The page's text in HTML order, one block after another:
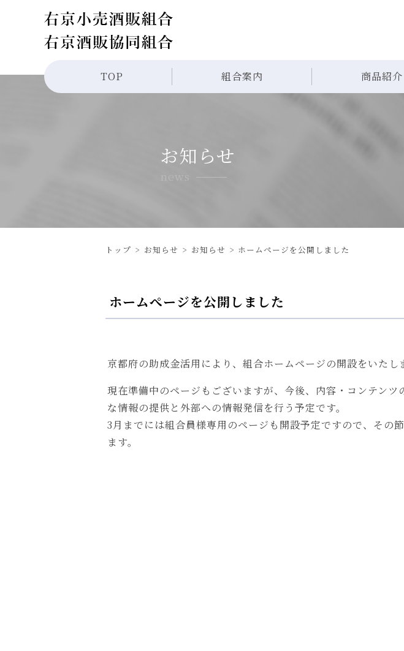
TOP 組合案内 商品紹介
お知らせ
news
トップ お知らせ お知らせ ホームぺージを公開しました
ホームぺージを公開しました
京都府の助成金活用により、組合ホームページの開設をいたし
現在準備中のページもございますが、今後、内容・コンテンツ
な情報の提供と外部への情報発信を行う予定です。
3月までには組合員様専用のページも開設予定ですので、その
ます。